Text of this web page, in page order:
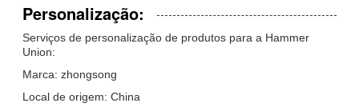
Personalização:
Serviços de personalização de produtos para a Hammer
Union:
Marca: zhongsong
Local de origem: China